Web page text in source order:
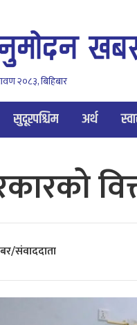
२०८३, बिहिबार
सुदूरपश्चिम अर्थ
संवाददाता